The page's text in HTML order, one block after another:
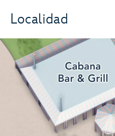
Localidad